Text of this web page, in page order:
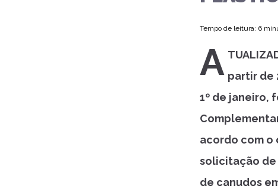
Tempo de leitura: 6
A partir de
1º de janeiro,
acordo com o
solicitação de
de canudos